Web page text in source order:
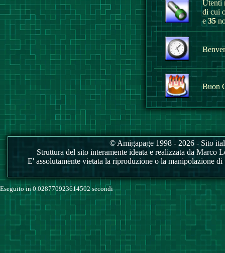
Utenti
di cui
e35
Buon
© Amigapage 1998 - 2026 - Sito
Struttura del sito interamente ideata e realizzata da
E' assolutamente vietata la riproduzione o la manipolazione
Eseguito in 0.028770923614502 secondi